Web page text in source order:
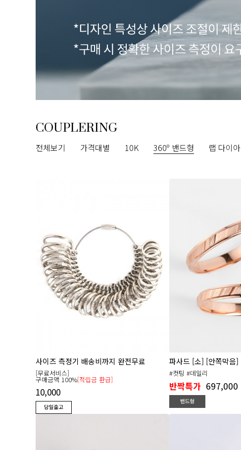
COUPLERING
전체보기 가격대별 10K 360º 밴드형 랩 다이아
사이즈 측정기 배송비까지 완전무료
[무료서비스]
구매금액 100%[적립금 환급]
10,000
파사드 [소] [안쪽막음]
#컷팅 #데일리
반짝특가 697,000